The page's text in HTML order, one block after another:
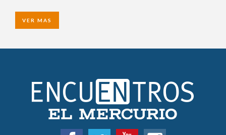
VER MAS